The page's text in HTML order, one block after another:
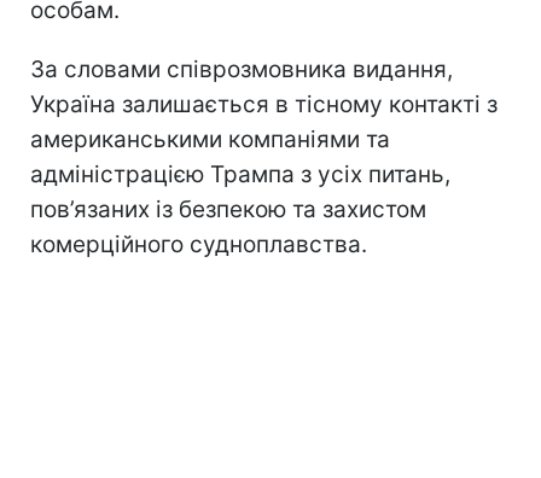
особам.
За словами співрозмовника видання,
Україна залишається в тісному контакті з
американськими компаніями та
адміністрацією Трампа з усіх питань,
пов’язаних із безпекою та захистом
комерційного судноплавства.